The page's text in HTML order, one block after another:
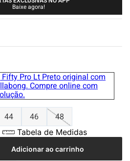
Baixe agora!
44 46 48
Tabela de Medidas
Adicionar ao carrinho